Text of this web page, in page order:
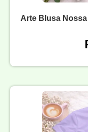
Arte Blusa